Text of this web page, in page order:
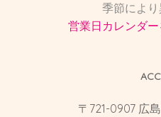
季節によ
営業日カレンダー
〒721-0907 広